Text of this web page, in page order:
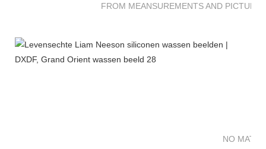
FROM MEANSUREMENTS AND
NO